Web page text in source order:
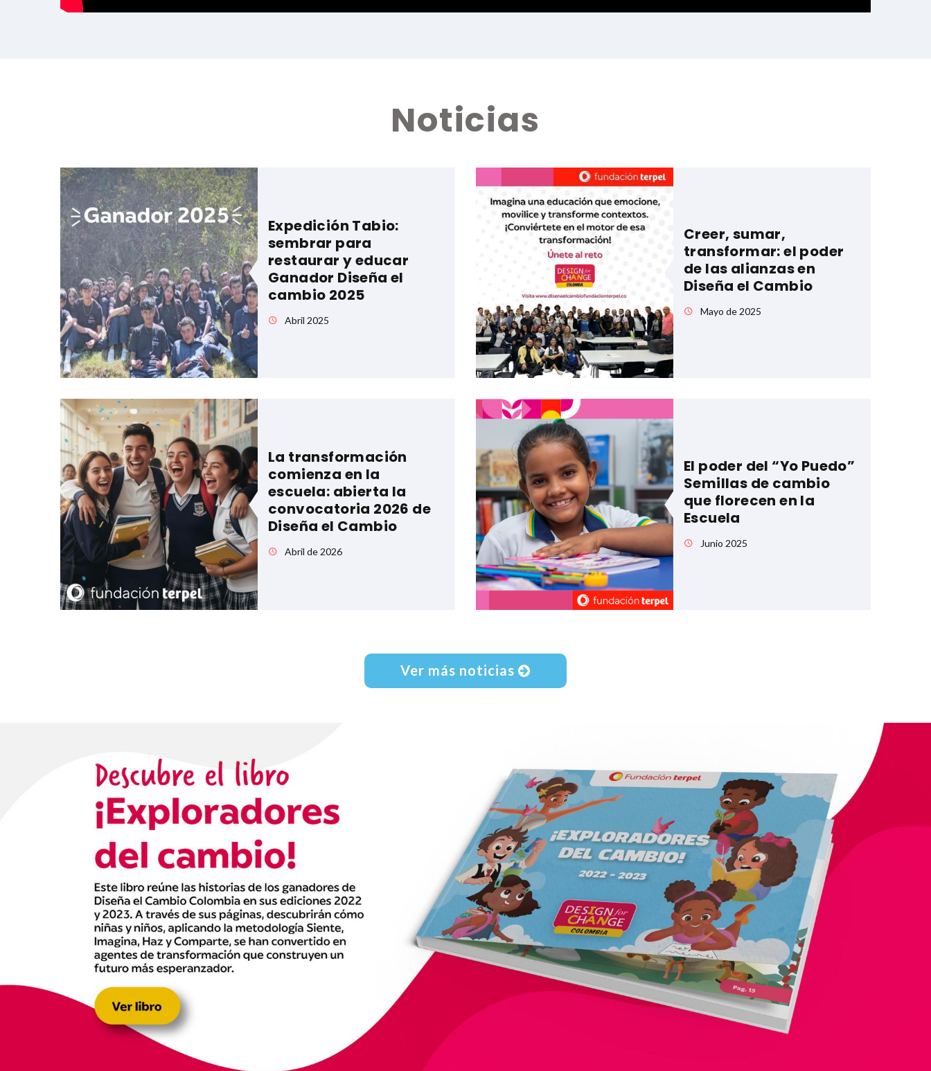
Noticias
Expedición Tabio:
sembrar para
restaurar y educar
Ganador Diseña el
cambio 2025
Abril 2025
Creer, sumar,
transformar: el poder
de las alianzas en
Diseña el Cambio
Mayo de 2025
La transformación
comienza en la
escuela: abierta la
convocatoria 2026 de
Diseña el Cambio
Abril de 2026
El poder del “Yo Puedo”
Semillas de cambio
que florecen en la
Escuela
Junio 2025
Ver más noticias